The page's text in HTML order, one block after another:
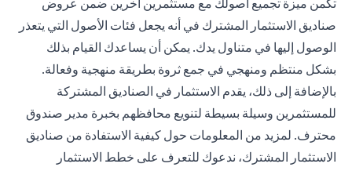
تكمن ميزة تجميع أصولك مع مستثمرين آخرين ضمن عروض
صناديق الاستثمار المشترك في أنه يجعل فئات الأصول التي يتعذر
الوصول إليها في متناول يدك. يمكن أن يساعدك القيام بذلك
بشكل منتظم ومنهجي في جمع ثروة بطريقة منهجية وفعالة.
بالإضافة إلى ذلك، يقدم الاستثمار في الصناديق المشتركة
للمستثمرين وسيلة بسيطة لتنويع محافظهم بخبرة مدير صندوق
محترف. لمزيد من المعلومات حول كيفية الاستفادة من صناديق
الاستثمار المشترك، ندعوك للتعرف على خطط الاستثمار